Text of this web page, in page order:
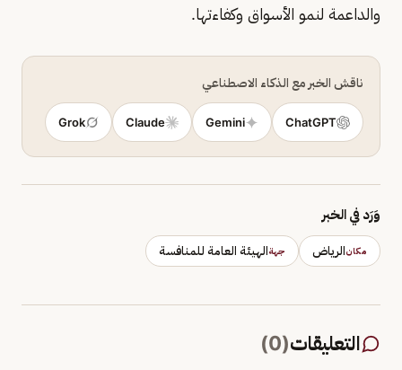
والداعمة لنمو الأسواق وكفاءتها.
ناقش الخبر مع الذكاء الاصطناعي
ChatGPT
Gemini
Claude
Grok
وَرَد في الخبر
مكانالرياض جهةالهيئة العامة للمنافسة
التعليقات(
0
)